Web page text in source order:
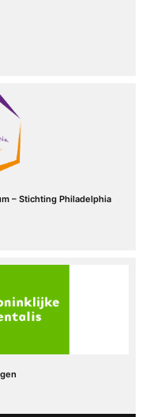
– Stichting Philadelphia